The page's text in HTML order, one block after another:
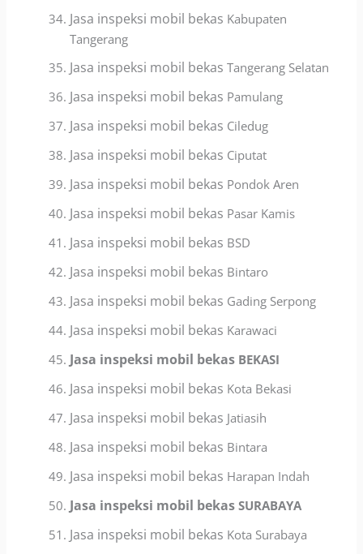
Jasa inspeksi mobil bekas Kabupaten
Tangerang
Jasa inspeksi mobil bekasTangerang Selatan
Jasa inspeksi mobil bekas Pamulang
Jasa inspeksi mobil bekas Ciledug
Jasa inspeksi mobil bekas Ciputat
Jasa inspeksi mobil bekas Pondok Aren
Jasa inspeksi mobil bekas Pasar Kamis
Jasa inspeksi mobil bekas BSD
Jasa inspeksi mobil bekas Bintaro
Jasa inspeksi mobil bekas Gading Serpong
Jasa inspeksi mobil bekas Karawaci
Jasa inspeksi mobil bekas BEKASI
Jasa inspeksi mobil bekas Kota Bekasi
Jasa inspeksi mobil bekas Jatiasih
Jasa inspeksi mobil bekas Bintara
Jasa inspeksi mobil bekas Harapan Indah
Jasa inspeksi mobil bekasSURABAYA
Jasa inspeksi mobil bekas Kota Surabaya